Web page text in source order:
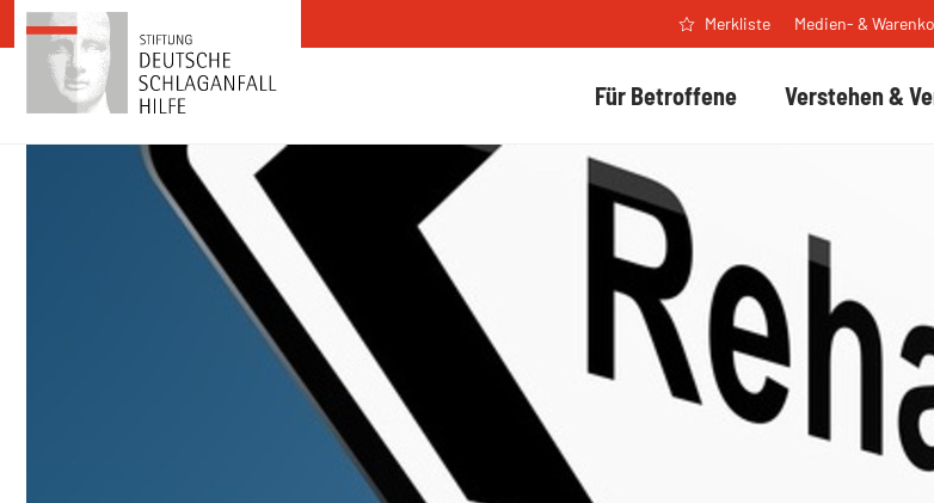
Zum Inhalt springen
Für Betroffene Verstehen &
Merkliste Medien- &